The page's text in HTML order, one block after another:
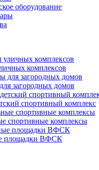
оборудование
комплексов
загородных домов
спортивный комплекс
спортивные комплексы
площадки ВФСК